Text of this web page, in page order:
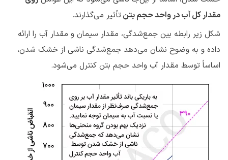
مقدار کل آب در واحد حجم بتنتأثیر می‌گذارند.
شکل زیر رابطه بین جمع‌شدگی، مقدار سیمان و مقدار آب را ارائه
داده و به وضوح نشان می‌دهد جمع‌شدگی ناشی از خشک شدن،
اساساً توسط مقدار آب واحد حجم بتن کنترل می‌شود.